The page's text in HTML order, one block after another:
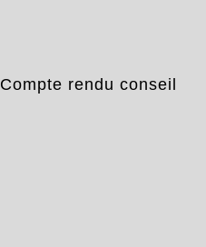
Compte rendu conseil